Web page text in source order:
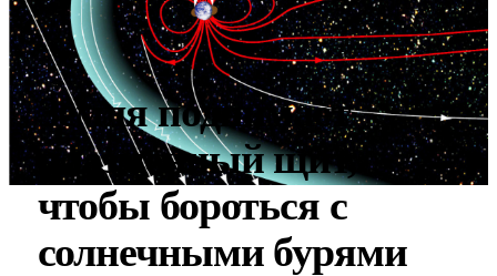
Земля поднимает
плазменный щит,
чтобы бороться с
солнечными бурями